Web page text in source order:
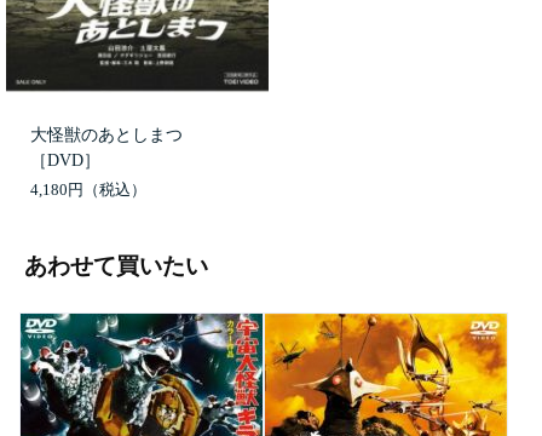
大怪獣のあとしまつ
［DVD］
4,180円
あわせて買いたい